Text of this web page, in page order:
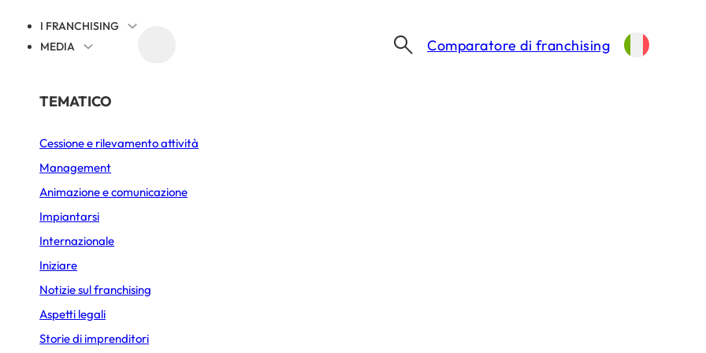
I FRANCHISING
PER SETTORE
Alimentazione
Bar Caffetteria
Bellezza e Benessere
Fast-Food
Immobiliare
Lavanderia
MEDIA
TEMATICO
Cessione e rilevamento attività
Management
Animazione e comunicazione
Impiantarsi
Internazionale
Iniziare
Notizie sul franchising
Aspetti legali
Storie di imprenditori
Comparatore di franchising
NOTIZIE SUL FRANCHISING
a Milano si avvicina: la
il suo primo team
PUBBLICATO IL 25 GIUGNO 2026